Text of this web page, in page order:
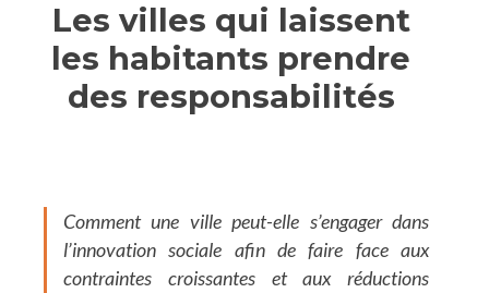
Les villes qui laissent
les habitants prendre
des responsabilités
Comment une ville peut-elle s’engager dans
l’innovation sociale afin de faire face aux
contraintes croissantes et aux réductions